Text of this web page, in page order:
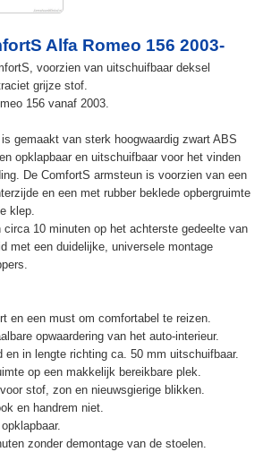
Alfa Romeo 156 2003-
voorzien van uitschuifbaar deksel
grijze stof.
156 vanaf 2003.
gemaakt van sterk hoogwaardig zwart ABS
opklapbaar en uitschuifbaar voor het vinden
De ComfortS armsteun is voorzien van een
en een met rubber beklede opbergruimte
klep.
circa 10 minuten op het achterste gedeelte van
met een duidelijke, universele montage
en een must om comfortabel te reizen.
opwaardering van het auto-interieur.
en in lengte richting ca. 50 mm uitschuifbaar.
op een makkelijk bereikbare plek.
stof, zon en nieuwsgierige blikken.
en handrem niet.
zonder demontage van de stoelen.